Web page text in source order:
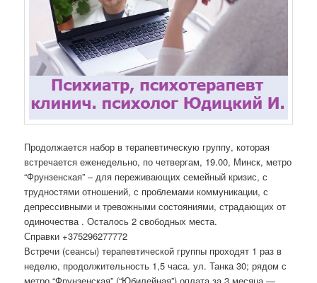
Продолжается набор в терапевтическую группу, которая
встречается еженедельно, по четвергам, 19.00, Минск, метро
“Фрунзенская” – для переживающих семейный кризис, с
трудностями отношений, с проблемами коммуникации, с
депрессивными и тревожными состояниями, страдающих от
одиночества . Осталось 2 свободных места.
Справки +375296277772
Встречи (сеансы) терапевтической группы проходят 1 раз в
неделю, продолжительность 1,5 часа. ул. Танка 30; рядом с